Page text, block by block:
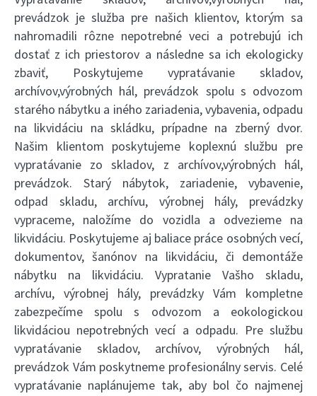
prevádzok je služba pre našich klientov, ktorým sa
nahromadili rôzne nepotrebné veci a potrebujú ich
dostať z ich priestorov a následne sa ich ekologicky
zbaviť, Poskytujeme vypratávanie skladov,
archívov,výrobných hál, prevádzok spolu s odvozom
starého nábytku a iného zariadenia, vybavenia, odpadu
na likvidáciu na skládku, prípadne na zberný dvor.
Našim klientom poskytujeme koplexnú službu pre
vypratávanie zo skladov, z archívov,výrobných hál,
prevádzok. Starý nábytok, zariadenie, vybavenie,
odpad skladu, archívu, výrobnej hály, prevádzky
vypraceme, naložíme do vozidla a odvezieme na
likvidáciu. Poskytujeme aj baliace práce osobných vecí,
dokumentov, šanónov na likvidáciu, či demontáže
nábytku na likvidáciu. Vypratanie Vašho skladu,
archívu, výrobnej hály, prevádzky Vám kompletne
zabezpečíme spolu s odvozom a eokologickou
likvidáciou nepotrebných vecí a odpadu. Pre službu
vypratávanie skladov, archívov, výrobných hál,
prevádzok Vám poskytneme profesionálny servis. Celé
vypratávanie naplánujeme tak, aby bol čo najmenej